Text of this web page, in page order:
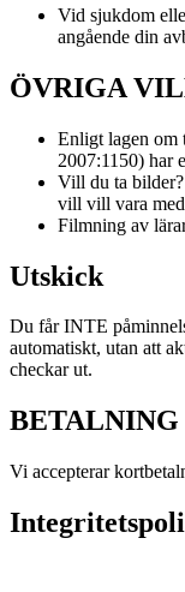
Vid sjukdom
angående din
ÖVRIGA
Enligt lagen om
2007:1150) har
Vill du ta
vill vill vara
Filmning av
Utskick
Du får INTE
automatiskt, utan att
checkar ut.
BETALNING
Vi accepterar